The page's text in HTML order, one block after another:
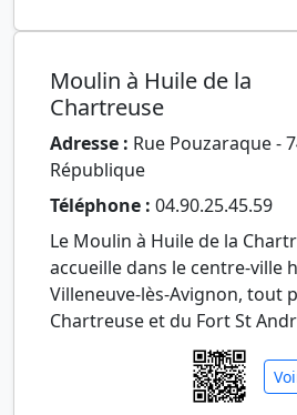
Moulin à Huile de la
Chartreuse
Adresse : Rue Pouzaraque -
République
Téléphone : 04.90.25.45.59
Le Moulin à Huile de la
accueille dans le centre-ville
Villeneuve-lès-Avignon, tout
Chartreuse et du Fort St
A partir d'un moulin à huile